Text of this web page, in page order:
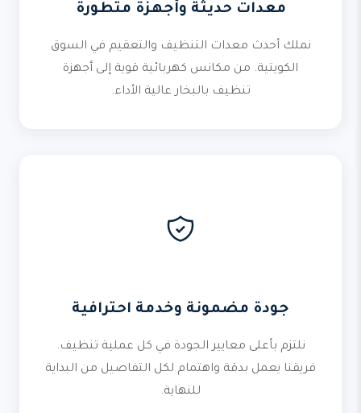
معدات حديثة وأجهزة متطورة
نملك أحدث معدات التنظيف والتعقيم في السوق
الكويتية. من مكانس كهربائية قوية إلى أجهزة
تنظيف بالبخار عالية الأداء.
جودة مضمونة وخدمة احترافية
نلتزم بأعلى معايير الجودة في كل عملية تنظيف.
فريقنا يعمل بدقة واهتمام لكل التفاصيل من البداية
للنهاية.